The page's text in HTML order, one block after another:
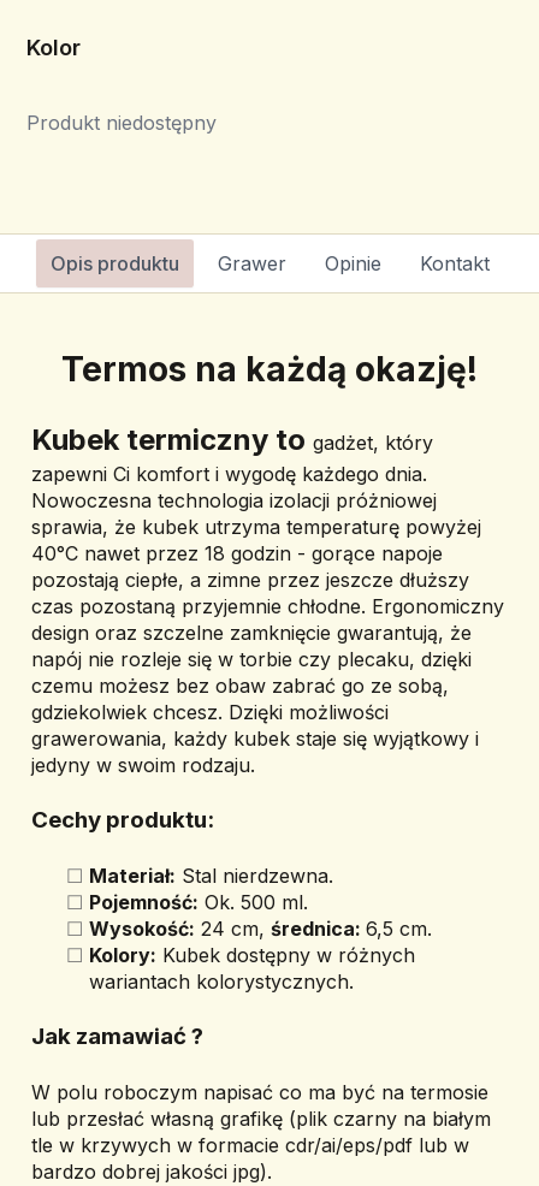
Kolor
Produkt niedostępny
Opis produktu Grawer Opinie Kontakt
Termos na każdą okazję!
Kubek termiczny to gadżet, który
zapewni Ci komfort i wygodę każdego dnia.
Nowoczesna technologia izolacji próżniowej
sprawia, że kubek utrzyma temperaturę powyżej
40°C nawet przez 18 godzin - gorące napoje
pozostają ciepłe, a zimne przez jeszcze dłuższy
czas pozostaną przyjemnie chłodne. Ergonomiczny
design oraz szczelne zamknięcie gwarantują, że
napój nie rozleje się w torbie czy plecaku, dzięki
czemu możesz bez obaw zabrać go ze sobą,
gdziekolwiek chcesz. Dzięki możliwości
grawerowania, każdy kubek staje się wyjątkowy i
jedyny w swoim rodzaju.
Cechy produktu:
Materiał: Stal nierdzewna.
Pojemność: Ok. 500 ml.
Wysokość: 24 cm, średnica: 6,5 cm.
Kolory: Kubek dostępny w różnych
wariantach kolorystycznych.
Jak zamawiać ?
W polu roboczym napisać co ma być na termosie
lub przesłać własną grafikę (plik czarny na białym
tle w krzywych w formacie cdr/ai/eps/pdf lub w
bardzo dobrej jakości jpg).